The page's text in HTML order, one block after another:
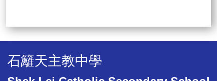
石籬天主教中學